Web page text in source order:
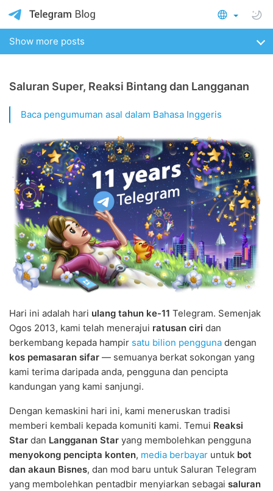
Show more posts
Saluran Super, Reaksi Bintang dan Langganan
Baca pengumuman asal dalam Bahasa Inggeris
Hari ini adalah hari ulang tahun ke-11 Telegram. Semenjak
Ogos 2013, kami telah menerajui ratusan ciri dan
berkembang kepada hampir satu bilion pengguna dengan
kos pemasaran sifar — semuanya berkat sokongan yang
kami terima daripada anda, pengguna dan pencipta
kandungan yang kami sanjungi.
Dengan kemaskini hari ini, kami meneruskan tradisi
memberi kembali kepada komuniti kami. Temui Reaksi
Star dan Langganan Star yang membolehkan pengguna
menyokong pencipta konten, media berbayar untuk bot
dan akaun Bisnes, dan mod baru untuk Saluran Telegram
yang membolehkan pentadbir menyiarkan sebagai saluran